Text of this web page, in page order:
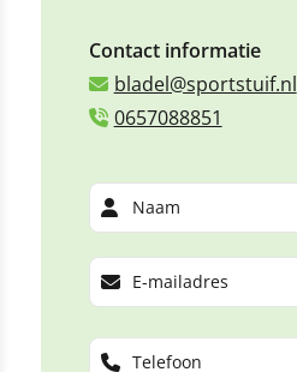
Contact informatie
bladel@sportstuif.nl
0657088851